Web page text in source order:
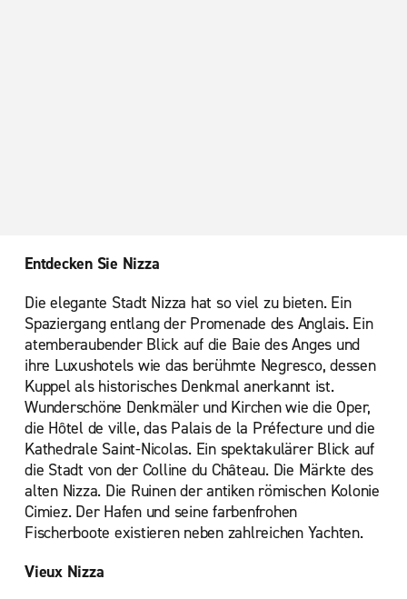
Entdecken Sie Nizza
Die elegante Stadt Nizza hat so viel zu bieten. Ein
Spaziergang entlang der Promenade des Anglais. Ein
atemberaubender Blick auf die Baie des Anges und
ihre Luxushotels wie das berühmte Negresco, dessen
Kuppel als historisches Denkmal anerkannt ist.
Wunderschöne Denkmäler und Kirchen wie die Oper,
die Hôtel de ville, das Palais de la Préfecture und die
Kathedrale Saint-Nicolas. Ein spektakulärer Blick auf
die Stadt von der Colline du Château. Die Märkte des
alten Nizza. Die Ruinen der antiken römischen Kolonie
Cimiez. Der Hafen und seine farbenfrohen
Fischerboote existieren neben zahlreichen Yachten.
Vieux Nizza